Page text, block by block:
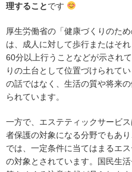
理することです
厚生労働省の「健康づくりのた
は、成人に対して歩行またはそ
60分以上行うことなどが示され
りの土台として位置づけられて
の話ではなく、生活の質や将来
られています。
一方で、エステティックサービ
者保護の対象になる分野でもあ
では、一定条件に当てはまるエ
の対象とされています。国民生